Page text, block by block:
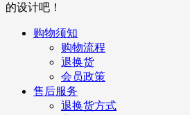
的设计吧！
购物须知
购物流程
退换货
会员政策
售后服务
退换货方式